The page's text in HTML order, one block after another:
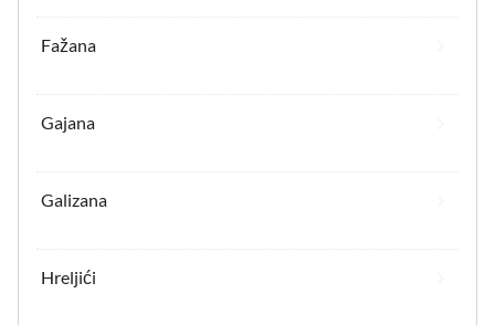
Fažana
Gajana
Galizana
Hreljići